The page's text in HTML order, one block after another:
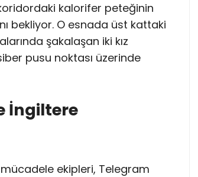
kalorifer peteğinin
bekliyor. O esnada üst kattaki
şakalaşan iki kız
pusu noktası üzerinde
İngiltere
ekipleri, Telegram